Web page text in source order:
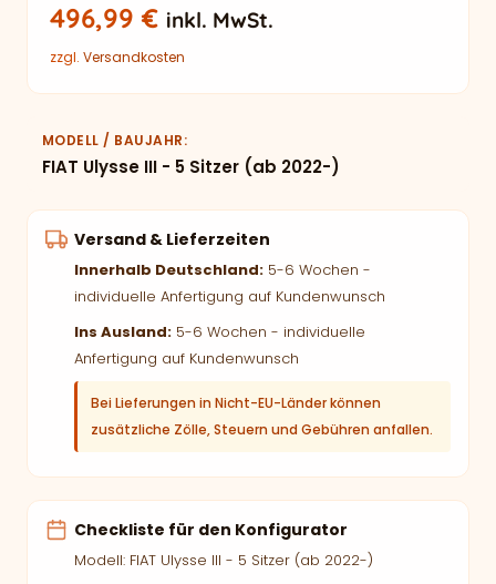
496,99€ inkl. MwSt.
zzgl. Versandkosten
MODELL / BAUJAHR
FIAT Ulysse III - 5 Sitzer (ab 2022-)
Versand & Lieferzeiten
Innerhalb Deutschland: 5-6 Wochen -
individuelle Anfertigung auf Kundenwunsch
Ins Ausland: 5-6 Wochen - individuelle
Anfertigung auf Kundenwunsch
Bei Lieferungen in Nicht-EU-Länder können
zusätzliche Zölle, Steuern und Gebühren anfallen.
Checkliste für den Konfigurator
Modell: FIAT Ulysse III - 5 Sitzer (ab 2022-)